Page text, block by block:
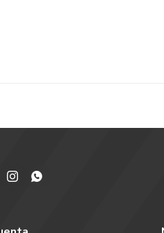
 